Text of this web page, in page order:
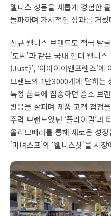
웰니스 상품을 새롭게 경험한
돌파하며 가시적인 성과를 거뒀
신규 웰니스 브랜드도 적극 발
‘도씨’과 같은 국내 인디 웰니
(Just)’, ‘이야이야앤프렌즈’
브랜드와 1만3000개에 달하는
특정 품목에 집중하던 중소 브
반응을 살피며 제품 고객 접점
주력 브랜드였던 ‘플라이밀’과
올리브베러를 통해 새로운 성
‘마녀스프’와 ‘웰니스샷’을 시